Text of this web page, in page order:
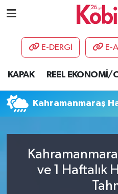
E-DERGİ E-
KAPAK REEL EKONOMİ/
Kahramanmaraş
ve 1 Haftalık
AKADEMİ
DESTEK-TEŞVİK
ETKİNLİK
HABERLER